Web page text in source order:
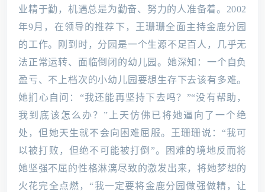
业精于勤，机遇总是为勤奋、努力的人准备着。2002
年9月，在领导的推荐下，王珊珊全面主持金鹿分园
的工作。刚到时，分园是一个生源不足百人，几乎无
法正常运转、面临倒闭的幼儿园。她深知：一个自负
盈亏、不上档次的小幼儿园要想生存下去该有多难。
她扪心自问：“我还能再坚持下去吗？”“没有帮助，
我到底该怎么办？”上天仿佛已将她逼向了一个绝
处，但她天生就不会向困难屈服。王珊珊说：“我可
以被打败，但绝不可能被打倒”。困难的境地反而将
她坚强不屈的性格淋漓尽致的激发出来，将她梦想的
火花完全点燃，“我一定要将金鹿分园做强做精，让